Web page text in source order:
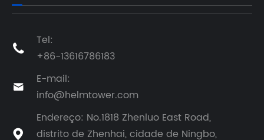

Tel:
+86-13616786183

E-mail:
info@helmtower.com

Endereço: No.1818 Zhenluo East Road,
distrito de Zhenhai, cidade de Ningbo,